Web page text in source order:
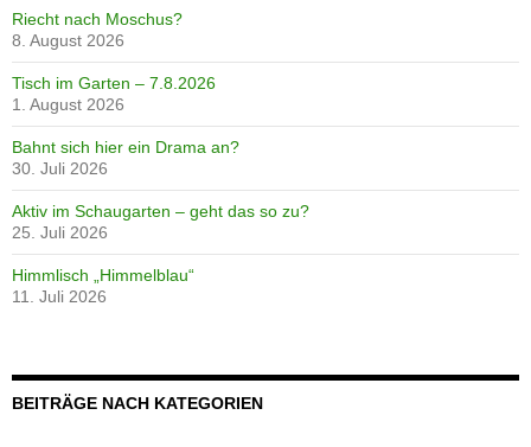
Riecht nach Moschus?
8. August 2026
Tisch im Garten – 7.8.2026
1. August 2026
Bahnt sich hier ein Drama an?
30. Juli 2026
Aktiv im Schaugarten – geht das so zu?
25. Juli 2026
Himmlisch „Himmelblau“
11. Juli 2026
BEITRÄGE NACH KATEGORIEN